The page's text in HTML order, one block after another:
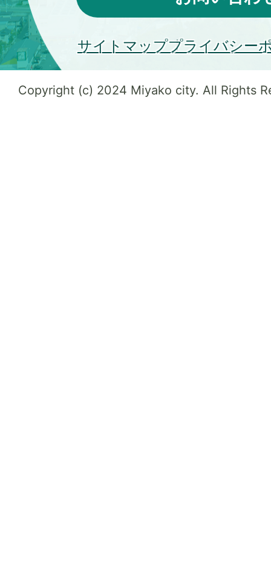
サイトマッププライバシー
Copyright (c) 2024 Miyako city. All Rights